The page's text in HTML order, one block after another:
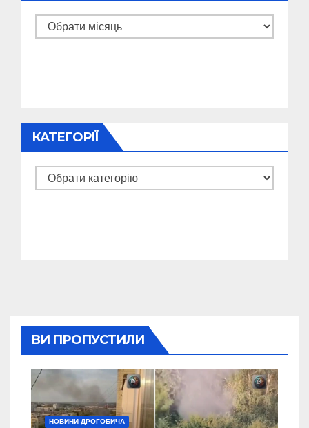
Архіви
КАТЕГОРІЇ
Категорії
ВИ ПРОПУСТИЛИ
НОВИНИ ДРОГОБИЧА